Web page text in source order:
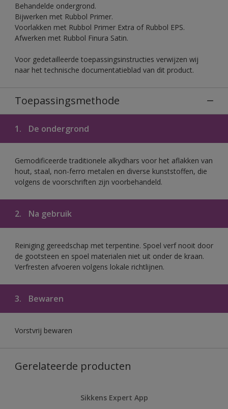
Behandelde ondergrond.
Bijwerken met Rubbol Primer.
Voorlakken met Rubbol Primer Extra of Rubbol EPS.
Afwerken met Rubbol Finura Satin.
Voor gedetailleerde toepassingsinstructies verwijzen wij
naar het technische documentatieblad van dit product.
Toepassingsmethode
1. De ondergrond
Gemodificeerde traditionele alkydhars voor het aflakken van
hout, staal, non-ferro metalen en diverse kunststoffen, die
volgens de voorschriften zijn voorbehandeld.
2. Na gebruik
Reiniging gereedschap met terpentine. Spoel verf nooit door
de gootsteen en spoel materialen niet uit onder de kraan.
Verfresten afvoeren volgens lokale richtlijnen.
3. Bewaren
Vorstvrij bewaren
Gerelateerde producten
Sikkens Expert App